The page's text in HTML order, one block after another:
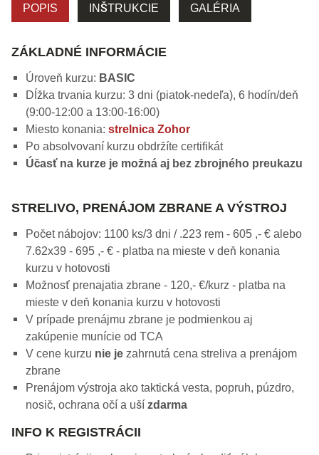
POPIS INŠTRUKCIE GALÉRIA
ZÁKLADNÉ INFORMÁCIE
Úroveň kurzu: BASIC
Dĺžka trvania kurzu: 3 dni (piatok-nedeľa), 6 hodín/deň
(9:00-12:00 a 13:00-16:00)
Miesto konania: strelnica Zohor
Po absolvovaní kurzu obdržíte certifikát
Účasť na kurze je možná aj bez zbrojného preukazu
STRELIVO, PRENÁJOM ZBRANE A VÝSTROJ
Počet nábojov: 1100 ks/3 dni / .223 rem - 605 ,- € alebo
7.62x39 - 695 ,- € - platba na mieste v deň konania
kurzu v hotovosti
Možnosť prenajatia zbrane - 120,- €/kurz - platba na
mieste v deň konania kurzu v hotovosti
V prípade prenájmu zbrane je podmienkou aj
zakúpenie munície od TCA
V cene kurzu nie je zahrnutá cena streliva a prenájom
zbrane
Prenájom výstroja ako taktická vesta, popruh, púzdro,
nosič, ochrana očí a ušízdarma
INFO K REGISTRÁCII